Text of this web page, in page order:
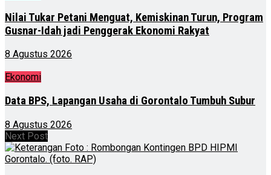
Nilai Tukar Petani Menguat, Kemiskinan Turun, Program
Gusnar-Idah jadi Penggerak Ekonomi Rakyat
8 Agustus 2026
Ekonomi
Data BPS, Lapangan Usaha di Gorontalo Tumbuh Subur
8 Agustus 2026
Next Post